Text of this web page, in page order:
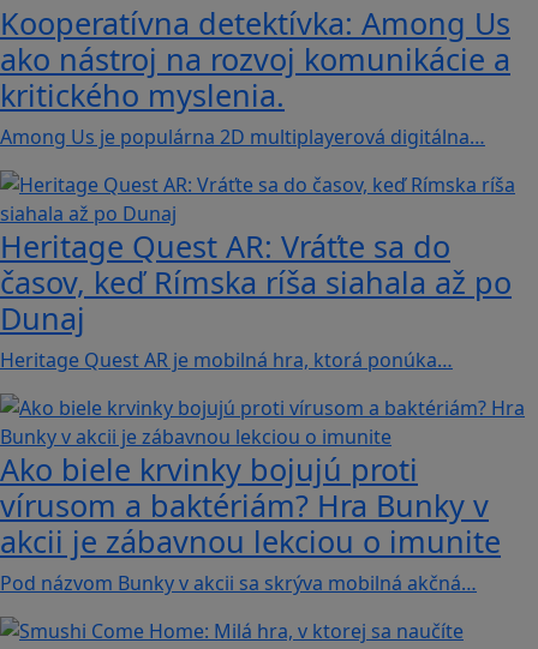
Kooperatívna detektívka: Among Us
ako nástroj na rozvoj komunikácie a
kritického myslenia.
Among Us je populárna 2D multiplayerová digitálna…
Heritage Quest AR: Vráťte sa do
časov, keď Rímska ríša siahala až po
Dunaj
Heritage Quest AR je mobilná hra, ktorá ponúka…
Ako biele krvinky bojujú proti
vírusom a baktériám? Hra Bunky v
akcii je zábavnou lekciou o imunite
Pod názvom Bunky v akcii sa skrýva mobilná akčná…